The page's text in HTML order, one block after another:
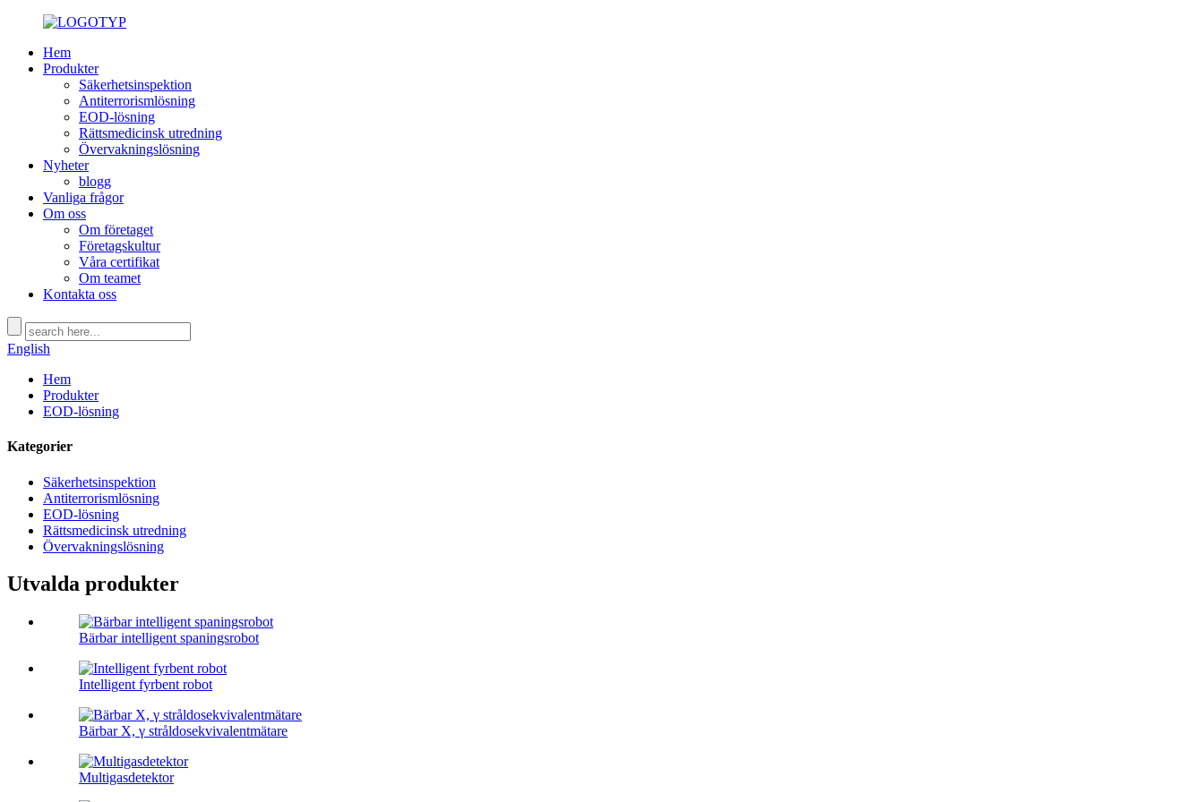
Hem
Produkter
Säkerhetsinspektion
Antiterrorismlösning
EOD-lösning
Rättsmedicinsk utredning
Övervakningslösning
Nyheter
blogg
Vanliga frågor
Om oss
Om företaget
Företagskultur
Våra certifikat
Om teamet
Kontakta oss
English
Hem
Produkter
EOD-lösning
Kategorier
Säkerhetsinspektion
Antiterrorismlösning
EOD-lösning
Rättsmedicinsk utredning
Övervakningslösning
Utvalda produkter
Bärbar intelligent spaningsrobot
Intelligent fyrbent robot
Bärbar X, γ stråldosekvivalentmätare
Multigasdetektor